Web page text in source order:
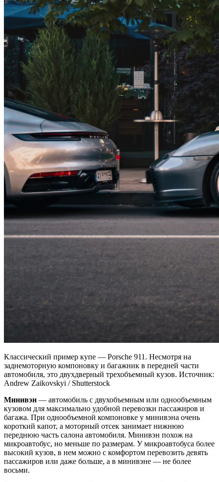
Классический пример купе — Porsche 911. Несмотря на
заднемоторную компоновку и багажник в передней части
автомобиля, это двухдверный трехобъемный кузов. Источник:
Andrew Zaikovskyi / Shutterstock
Минивэн — автомобиль с двухобъемным или однообъемным
кузовом для максимально удобной перевозки пассажиров и
багажа. При однообъемной компоновке у минивэна очень
короткий капот, а моторный отсек занимает нижнюю
переднюю часть салона автомобиля. Минивэн похож на
микроавтобус, но меньше по размерам. У микроавтобуса более
высокий кузов, в нем можно с комфортом перевозить девять
пассажиров или даже больше, а в минивэне — не более
восьми.